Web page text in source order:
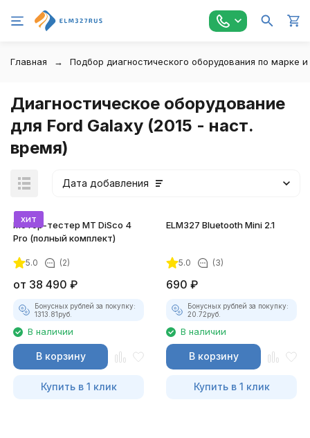
Главная Подбор диагностического оборудования по марке
Диагностическое оборудование
для Ford Galaxy (2015 - наст.
время)
Дата добавления
хит
Мотор-тестер MT DiSco 4
Pro (полный комплект)
5.0 (2)
от 38 490 ₽
Бонусных рублей за покупку:
1313.81руб.
В наличии
В корзину
Купить в 1 клик
ELM327 Bluetooth Mini 2.1
5.0 (3)
690 ₽
Бонусных рублей за покупку:
20.72руб.
В наличии
В корзину
Купить в 1 клик